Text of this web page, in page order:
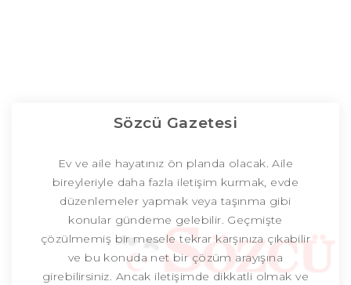
Sözcü Gazetesi
Ev ve aile hayatınız ön planda olacak. Aile
bireyleriyle daha fazla iletişim kurmak, evde
düzenlemeler yapmak veya taşınma gibi
konular gündeme gelebilir. Geçmişte
çözülmemiş bir mesele tekrar karşınıza çıkabilir
ve bu konuda net bir çözüm arayışına
girebilirsiniz. Ancak iletişimde dikkatli olmak ve